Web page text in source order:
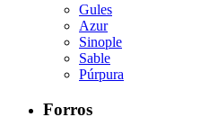
Gules
Azur
Sinople
Sable
Púrpura
Forros